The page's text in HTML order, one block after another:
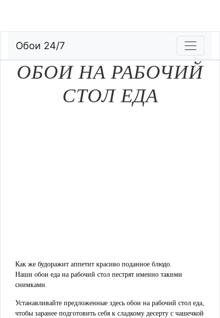
Обои 24/7
ОБОИ НА РАБОЧИЙ
СТОЛ ЕДА
Как же будоражит аппетит красиво поданное блюдо.
Наши обои еда на рабочий стол пестрят именно такими
снимками.
Устанавливайте предложенные здесь обои на рабочий стол еда,
чтобы заранее подготовить себя к сладкому десерту с чашечкой